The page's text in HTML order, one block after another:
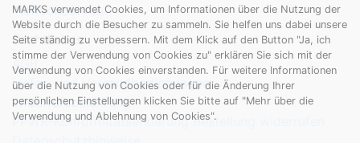
Tieflochbohren
Rechtliches
AGB
Liefer- und Versandbedingungen
Widerrufsbelehrung
PPWR-Konformitätserklärung Bestellung widerrufen
MARKS verwendet Cookies, um Informationen über die Nutzung der
Website durch die Besucher zu sammeln. Sie helfen uns dabei unsere
Seite ständig zu verbessern. Mit dem Klick auf den Button "Ja, ich
stimme der Verwendung von Cookies zu" erklären Sie sich mit der
Verwendung von Cookies einverstanden. Für weitere Informationen
über die Nutzung von Cookies oder für die Änderung Ihrer
persönlichen Einstellungen klicken Sie bitte auf "Mehr über die
Verwendung und Ablehnung von Cookies".